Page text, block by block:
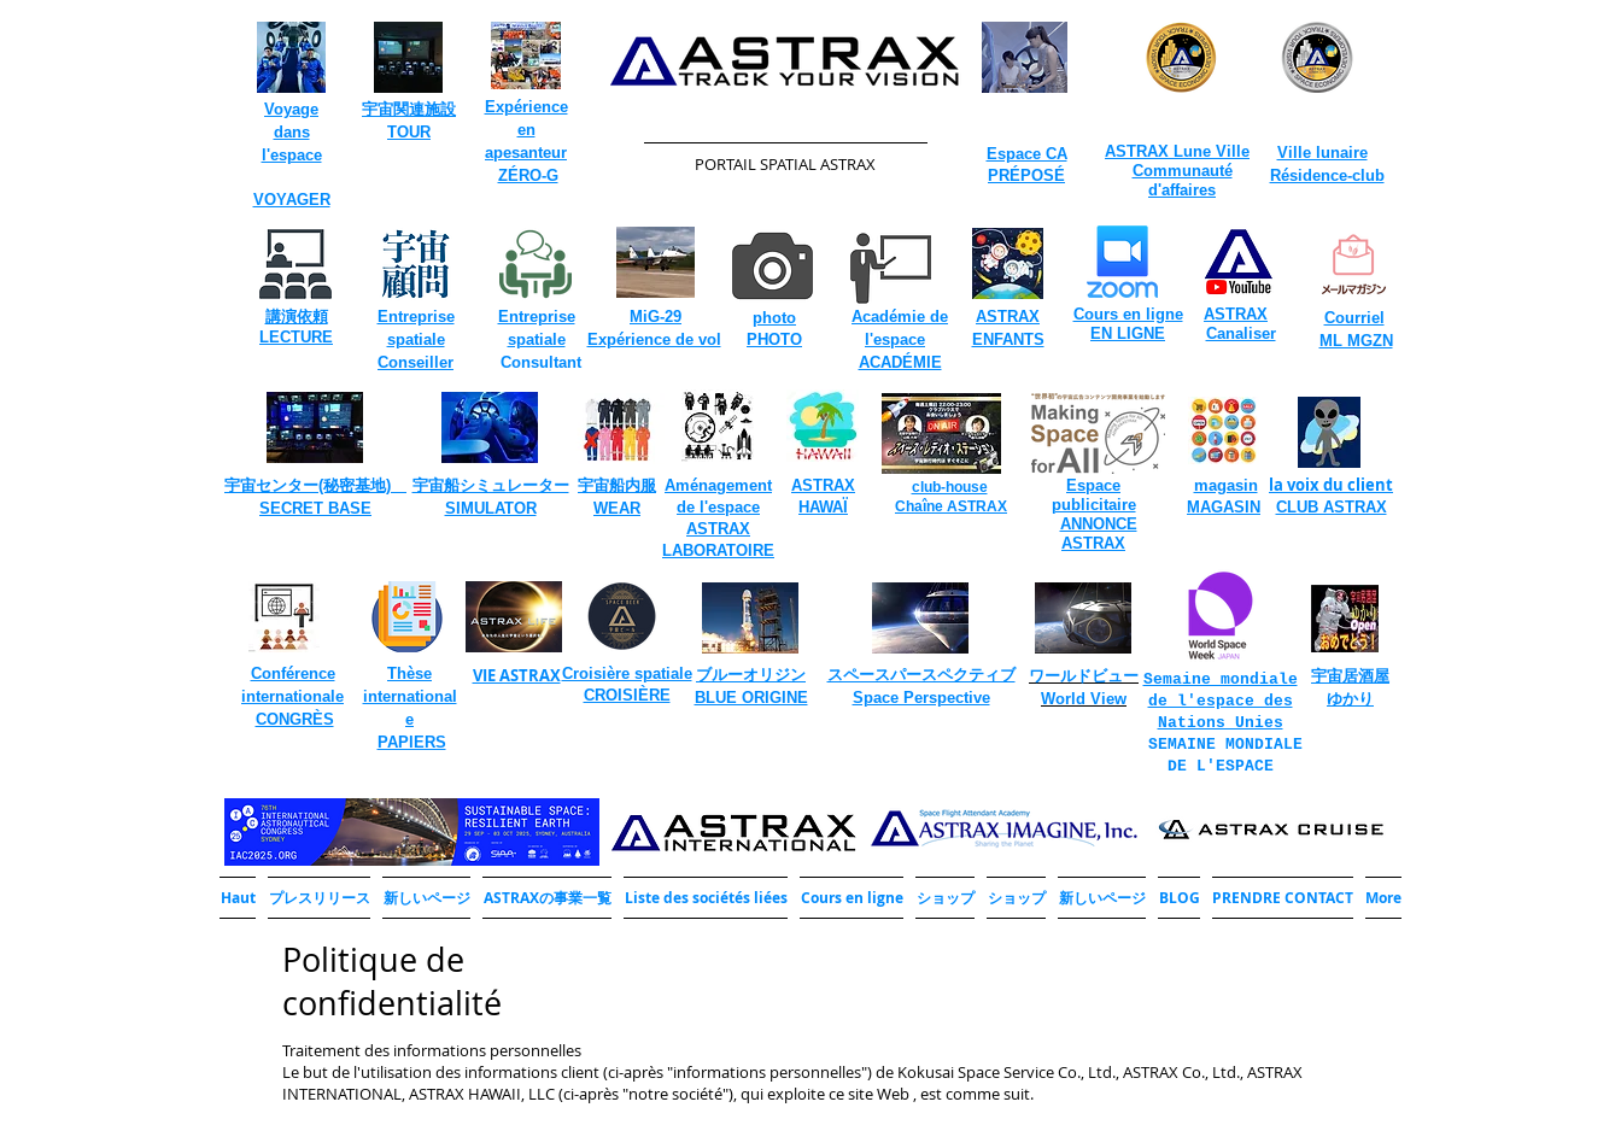
Voyage
dans
l'espace
VOYAGER
​宇宙関連施設
TOUR​
Expérience
en
apesanteur
ZÉRO-G
​PORTAIL SPATIAL ASTRAX Espace CA
PRÉPOSÉ
ASTRAX Lune Ville
Communauté
d'affaires
Ville lunaire​
Résidence-club
講演依頼
​LECTURE
Entreprise
spatiale
Conseiller
Entreprise
spatiale
Consultant
MiG-29
Expérience de vol
photo
PHOTO
Académie de
l'espace
ACADÉMIE
ASTRAX
ENFANTS
Cours en ligne
EN LIGNE
ASTRAX
Canaliser
Courriel
ML MGZN
Aménagement
de l'espace
ASTRAX
LABORATOIRE
宇宙センター(​秘密基地)
SECRET ​BASE
宇宙船シミュレーター
​SIMULATOR
宇宙船内服
​WEAR
​ASTRAX
HAWAÏ
club-house
Chaîne ASTRAX
Espace
publicitaire
ANNONCE
ASTRAX
magasin
MAGASIN
la voix du client
CLUB ASTRAX
Conférence
internationale
CONGRÈS
Thèse
international
e
PAPIERS
​Croisière spatiale
CROISIÈRE
VIE ASTRAX
ブルーオリジン
​BLUE ORIGINE
スペースパースペクティブ
​Space Perspective
Semaine mondiale
de l'espace des
Nations Unies
SEMAINE MONDIALE
DE L'ESPACE
ワールドビュー
World View
宇宙居酒屋
ゆかり
Haut プレスリリース 新しいページ ASTRAXの事業一覧 Liste des sociétés liées Cours en ligne ショップ ショップ 新しいページ BLOG PRENDRE CONTACT More
​Politique de
confidentialité
Traitement des informations personnelles
Le but de l'utilisation des informations client (ci-après "informations personnelles") de Kokusai Space Service Co., Ltd., ASTRAX Co., Ltd., ASTRAX
INTERNATIONAL, ASTRAX HAWAII, LLC (ci-après "notre société"), qui exploite ce site Web , est comme suit.